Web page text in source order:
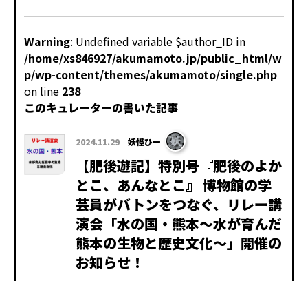
Warning: Undefined variable $author_ID in
/home/xs846927/akumamoto.jp/public_html/w
p/wp-content/themes/akumamoto/single.php
on line 238
このキュレーターの書いた記事
2024.11.29 妖怪ひー
【肥後遊記】特別号『肥後のよか
とこ、あんなとこ』 博物館の学
芸員がバトンをつなぐ、リレー講
演会「水の国・熊本～水が育んだ
熊本の生物と歴史文化～」開催の
お知らせ！